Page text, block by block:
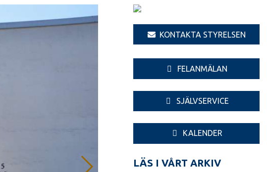
KONTAKTA STYRELSEN
FELANMÄLAN
SJÄLVSERVICE
KALENDER
LÄS I VÅRT ARKIV